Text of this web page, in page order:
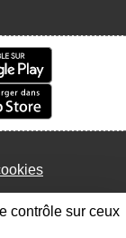
contrôle sur ceux